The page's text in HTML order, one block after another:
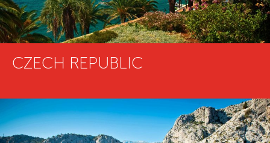
CZECH REPUBLIC